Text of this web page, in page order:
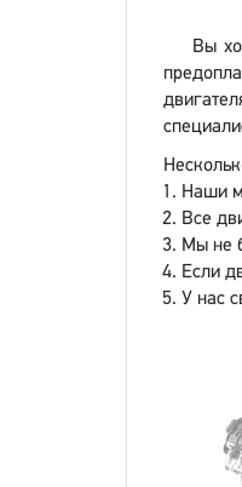
Вы
Наши
Все
Мы не
Если
У нас